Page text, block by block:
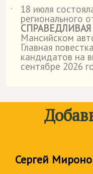
˙
18 июля
регионального
Мансийском
Главная
кандидатов на
сентябре 2026
Сергей